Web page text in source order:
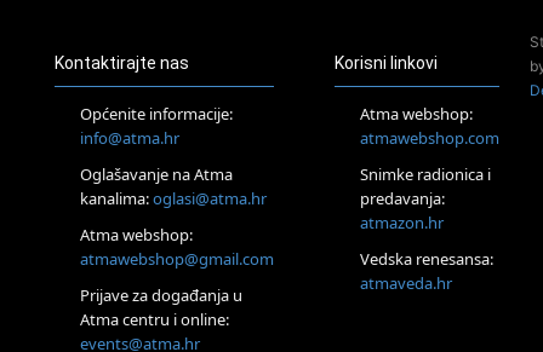
Tečaj Višeg Vodstva, razvijanja intuicije i Akaša zapisa
26.08.
Postanite Nositelj Vibracije Nove Zemlje
Visoko
Alemka Dauskardt – Jednodnevna radionica sistemskih
Zagreb
HOD PO ŽERAVICI – Seminar koji mijenja tijelo, duh i um
SoulFest – Festival glazbe, mudrosti i zajedništva
Radoboj
Kontaktirajte nas
Općenite informacije:
info@atma.hr
Oglašavanje na Atma
kanalima:oglasi@atma.hr
Atma webshop:
atmawebshop@gmail.com
Prijave za događanja u
Atma centru i online:
events@atma.hr
Korisni linkovi
Atma webshop:
atmawebshop.com
Snimke radionica i
predavanja:
atmazon.hr
Vedska renesansa:
atmaveda.hr